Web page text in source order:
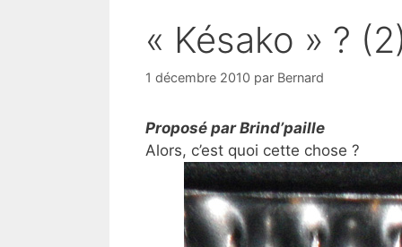
« Késako » ?
1 décembre 2010 par Bernard
Proposé par Brind’paille
Alors, c’est quoi cette chose ?